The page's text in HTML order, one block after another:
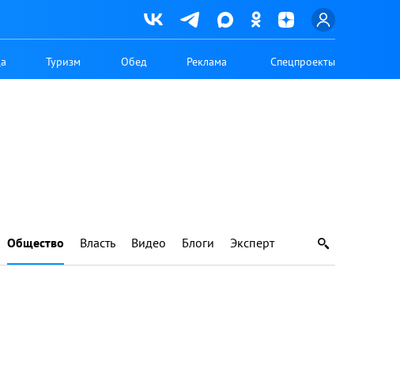
Туризм Обед Реклама Спецпроекты
Общество Власть Видео Блоги Эксперт